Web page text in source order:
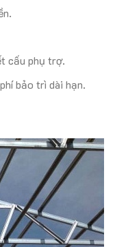
cấu phụ trợ.
bảo trì dài hạn.